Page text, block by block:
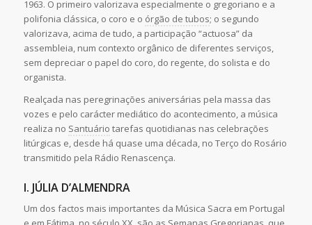
1963. O primeiro valorizava especialmente o gregoriano e a
polifonia clássica, o coro e o órgão de tubos; o segundo
valorizava, acima de tudo, a participação “actuosa” da
assembleia, num contexto orgânico de diferentes serviços,
sem depreciar o papel do coro, do regente, do solista e do
organista.
Realçada nas peregrinações aniversárias pela massa das
vozes e pelo carácter mediático do acontecimento, a música
realiza no Santuário tarefas quotidianas nas celebrações
litúrgicas e, desde há quase uma década, no Terço do Rosário
transmitido pela Rádio Renascença.
I. JÚLIA D’ALMENDRA
Um dos factos mais importantes da Música Sacra em Portugal